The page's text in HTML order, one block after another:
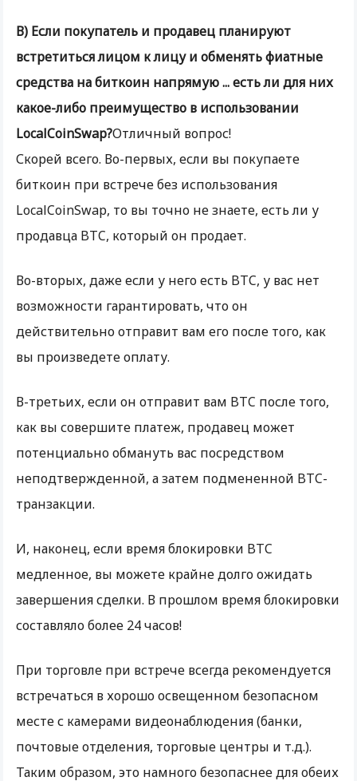
В) Если покупатель и продавец планируют
встретиться лицом к лицу и обменять фиатные
средства на биткоин напрямую ... есть ли для них
какое-либо преимущество в использовании
LocalCoinSwap?Отличный вопрос!
Скорей всего. Во-первых, если вы покупаете
биткоин при встрече без использования
LocalCoinSwap, то вы точно не знаете, есть ли у
продавца BTC, который он продает.
Во-вторых, даже если у него есть BTC, у вас нет
возможности гарантировать, что он
действительно отправит вам его после того, как
вы произведете оплату.
В-третьих, если он отправит вам BTC после того,
как вы совершите платеж, продавец может
потенциально обмануть вас посредством
неподтвержденной, а затем подмененной BTC-
транзакции.
И, наконец, если время блокировки BTC
медленное, вы можете крайне долго ожидать
завершения сделки. В прошлом время блокировки
составляло более 24 часов!
При торговле при встрече всегда рекомендуется
встречаться в хорошо освещенном безопасном
месте с камерами видеонаблюдения (банки,
почтовые отделения, торговые центры и т.д.).
Таким образом, это намного безопаснее для обеих